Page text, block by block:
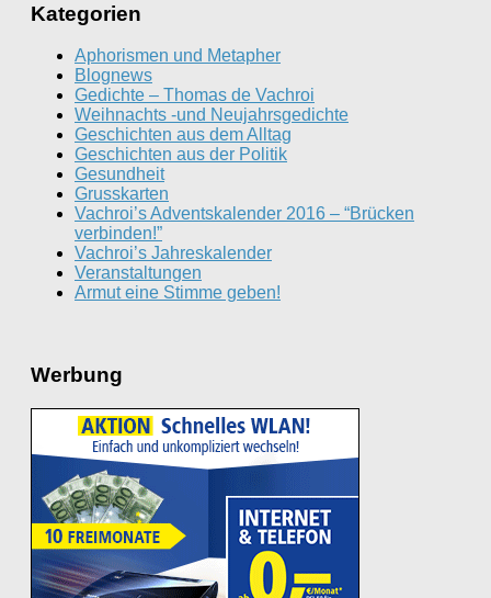
Kategorien
Aphorismen und Metapher
Blognews
Gedichte – Thomas de Vachroi
Weihnachts -und Neujahrsgedichte
Geschichten aus dem Alltag
Geschichten aus der Politik
Gesundheit
Grusskarten
Vachroi’s Adventskalender 2016 – “Brücken
verbinden!”
Vachroi’s Jahreskalender
Veranstaltungen
Armut eine Stimme geben!
Werbung